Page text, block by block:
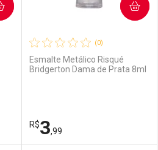
Comprar sem Desconto
Por R$ 3,99/cada
Por R$ 3,99/cada
(0)
Esmalte Metálico Risqué
Bridgerton Dama de Prata 8ml
R$3,99
COMPRAR